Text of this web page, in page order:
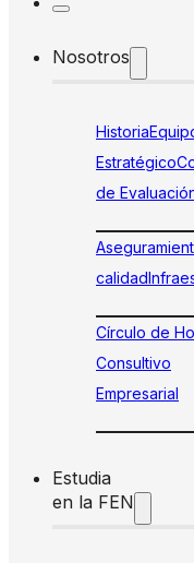
Nosotros
Historia
Estratégico
de
calidad
Círculo de
Consultivo
Empresarial
Estudia
en la FEN